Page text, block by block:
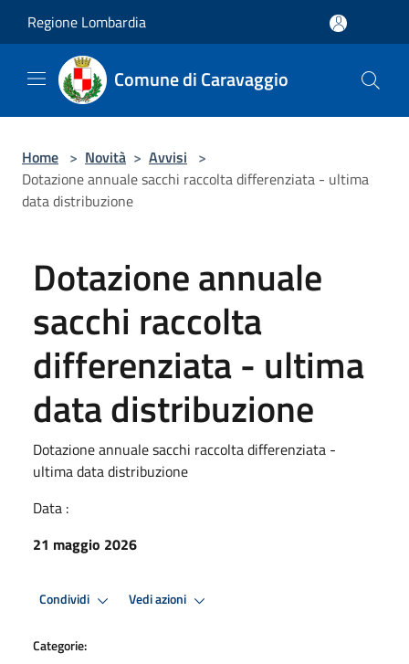
Regione Lombardia
Comune di Caravaggio
Home > Novità > Avvisi >
Dotazione annuale sacchi raccolta differenziata - ultima
data distribuzione
Dotazione annuale
sacchi raccolta
differenziata - ultima
data distribuzione
Dotazione annuale sacchi raccolta differenziata -
ultima data distribuzione
Data :
21 maggio 2026
Condividi Vedi azioni
Categorie: